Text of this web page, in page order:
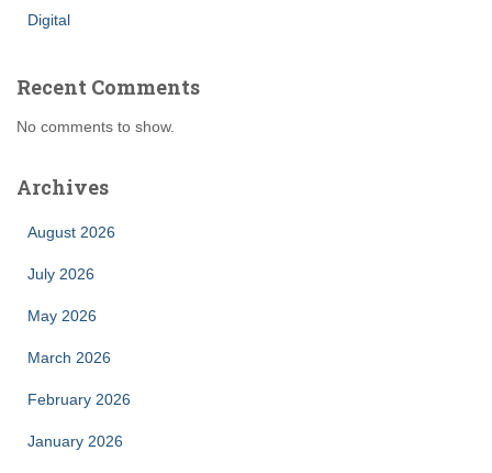
Digital
Recent Comments
No comments to show.
Archives
August 2026
July 2026
May 2026
March 2026
February 2026
January 2026